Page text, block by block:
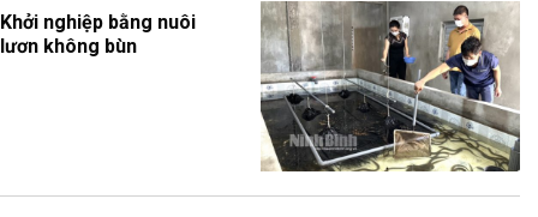
Khởi nghiệp bằng nuôi
lươn không bùn